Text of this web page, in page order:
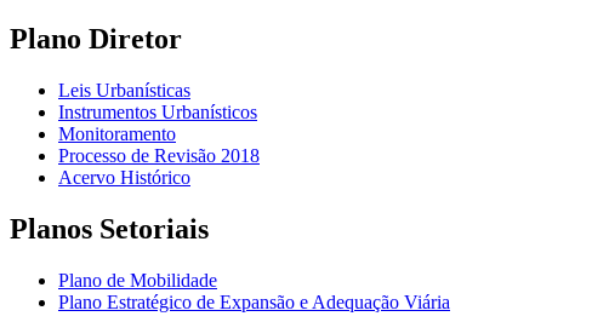
Plano Diretor
Leis Urbanísticas
Instrumentos Urbanísticos
Monitoramento
Processo de Revisão 2018
Acervo Histórico
Planos Setoriais
Plano de Mobilidade
Plano Estratégico de Expansão e Adequação Viária